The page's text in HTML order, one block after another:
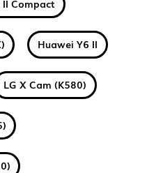
Compact
Huawei Y6 II
LG X Cam (K580)